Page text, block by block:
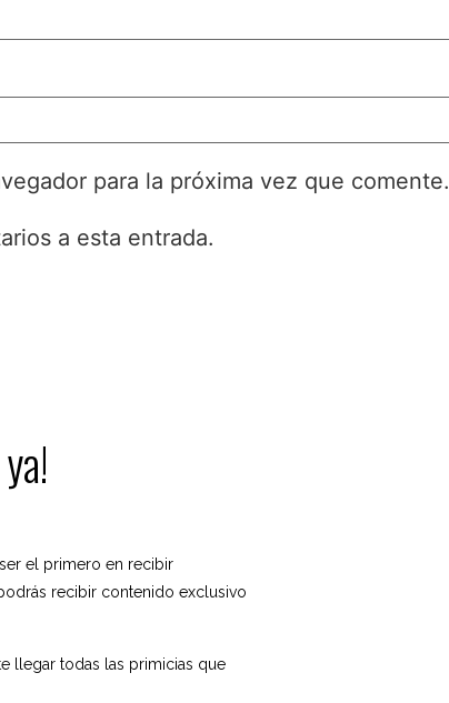
para la próxima vez que comente.
a esta entrada.
el primero en recibir
recibir contenido exclusivo
llegar todas las primicias que